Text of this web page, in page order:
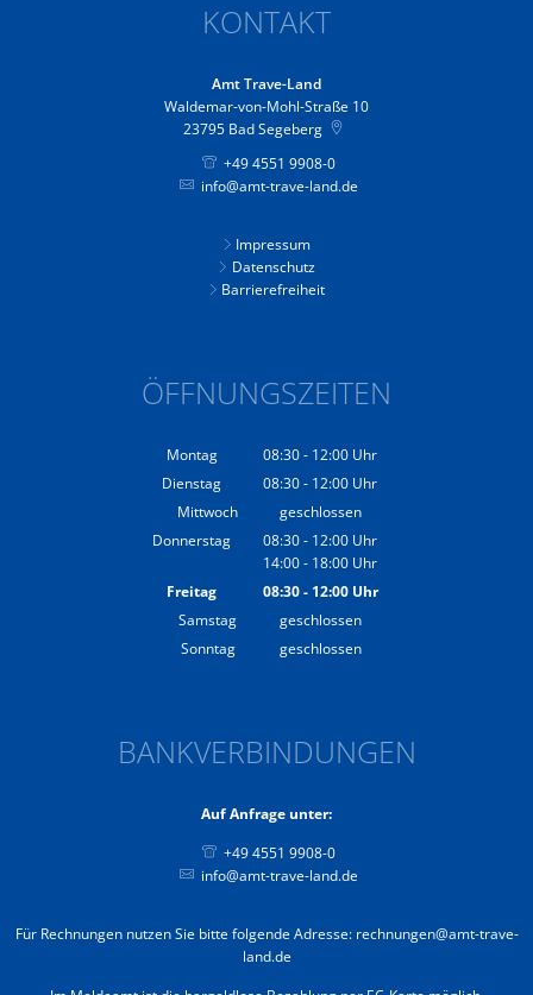
KONTAKT
Amt Trave-Land
Waldemar-von-Mohl-Straße 10
23795 Bad Segeberg
+49 4551 9908-0
info@amt-trave-land.de
Impressum
Datenschutz
Barrierefreiheit
ÖFFNUNGSZEITEN
Montag 08:30- 12:00 Uhr
Von 08:30 bis 12:00 Uhr
Dienstag 08:30- 12:00 Uhr
Von 08:30 bis 12:00 Uhr
Mittwoch
geschlossen
Donnerstag
08:30- 12:00 Uhr
Von 08:30 bis 12:00 Uhr
14:00- 18:00 Uhr
Von 14:00 bis 18:00 Uhr
Freitag 08:30- 12:00Uhr
Von 08:30 bis 12:00 Uhr
Samstag
geschlossen
Sonntag
geschlossen
BANKVERBINDUNGEN
Auf Anfrage unter:
+49 4551 9908-0
info@amt-trave-land.de
Für Rechnungen nutzen Sie bitte folgende Adresse: rechnungen@amt-trave-
land.de